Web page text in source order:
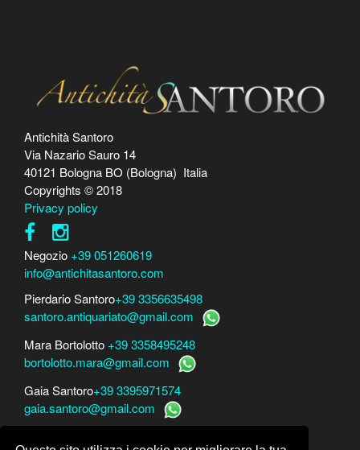
Antichità Santoro
Via Nazario Sauro 14
40121 Bologna BO (Bologna) Italia
Copyrights © 2018
Privacy policy
Negozio +39 051260619
info@antichitasantoro.com
Pierdario Santoro+39 3356635498
santoro.antiquariato@gmail.com
Mara Bortolotto +39 3358495248
bortolotto.mara@gmail.com
Gaia Santoro+39 3395971574
gaia.santoro@gmail.com